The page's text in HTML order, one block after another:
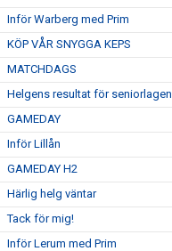
Inför Warberg med Prim
KÖP VÅR SNYGGA KEPS
MATCHDAGS
Helgens resultat för seniorlagen
GAMEDAY
Inför Lillån
GAMEDAY H2
Härlig helg väntar
Tack för mig!
Inför Lerum med Prim